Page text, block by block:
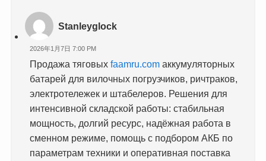
Stanleyglock
2026年1月7日 7:00 PM
Продажа тяговыхfaamru.com аккумуляторных
батарей для вилочных погрузчиков, ричтраков,
электротележек и штабелеров. Решения для
интенсивной складской работы: стабильная
мощность, долгий ресурс, надёжная работа в
сменном режиме, помощь с подбором АКБ по
параметрам техники и оперативная поставка